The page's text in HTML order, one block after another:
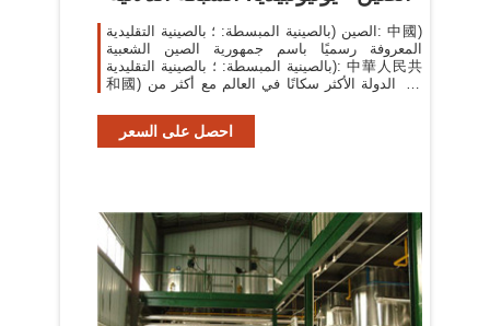
الصين (بالصينية المبسطة: ؛ بالصينية التقليدية: 中國)
المعروفة رسميًا باسم جمهورية الصين الشعبية
(بالصينية المبسطة: ؛ بالصينية التقليدية: 中華人民共
和國) هي الدولة الأكثر سكانًا في العالم مع أكثر من
احصل على السعر